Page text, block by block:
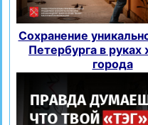
Сохранение
Петербурга в
города